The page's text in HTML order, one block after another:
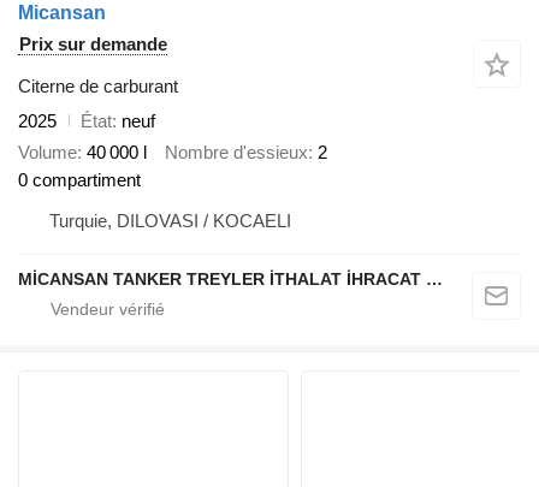
Micansan
Prix sur demande
Citerne de carburant
2025
État neuf
Volume 40 000 l Nombre d'essieux 2
0 compartiment
Turquie, DILOVASI / KOCAELI
MİCANSAN TANKER TREYLER İTHALAT İHRACAT SAN.TİC.LTD.ŞTİ.